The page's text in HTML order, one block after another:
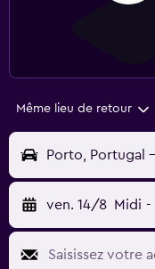
Même lieu de retour
ven. 14/8 Midi -